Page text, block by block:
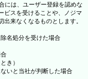
には、ユーザー登録を認めな
ビスを受けることや、ノジマ
来なくなるものとします。
名処分を受けた場合
き）
いと当社が判断した場合